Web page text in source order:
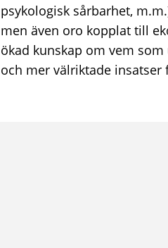
psykologisk sårbarhet,
men även oro kopplat till
ökad kunskap om vem
och mer välriktade